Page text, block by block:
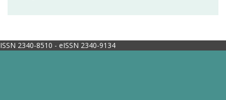
ISSN 2340-8510 - eISSN 2340-9134